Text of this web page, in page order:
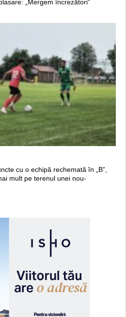
„Mergem încrezători”
cu o echipă rechemată în „B”,
mult pe terenul unei nou-